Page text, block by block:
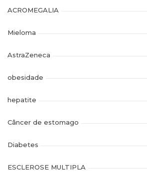
ACROMEGALIA
Mieloma
AstraZeneca
obesidade
hepatite
Câncer de estomago
Diabetes
ESCLEROSE MULTIPLA